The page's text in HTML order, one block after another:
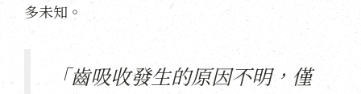
多未知。
「齒吸收發生的原因不明，僅